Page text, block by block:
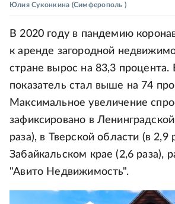
Юлия Суконкина (Симферополь )
В 2020 году в пандемию
к аренде загородной
стране вырос на 83,3
показатель стал выше на 74
Максимальное увеличение
зафиксировано в
раза), в Тверской области (в 2,9
Забайкальском крае (2,6 раза),
"Авито Недвижимость".